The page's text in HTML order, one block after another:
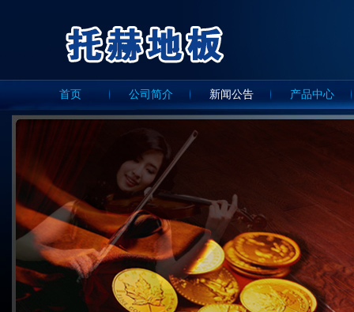
首页 公司简介 新闻公告 产品中心